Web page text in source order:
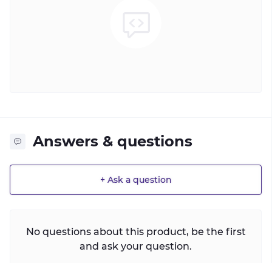
Answers & questions
+ Ask a question
No questions about this product, be the first
and ask your question.